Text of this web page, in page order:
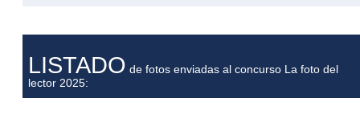
LISTADO de fotos enviadas al concurso La foto del
lector 2025: